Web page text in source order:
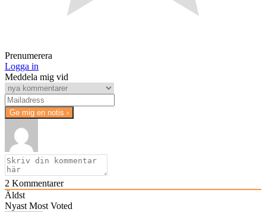
Prenumerera
Logga in
Meddela mig vid
2 Kommentarer
Äldst
Nyast Most Voted